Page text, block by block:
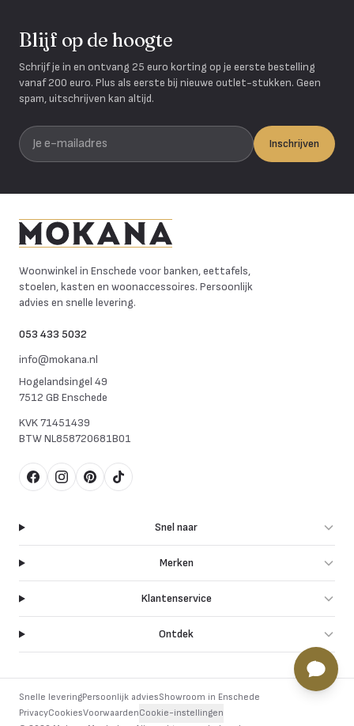
Blijf op de hoogte
Schrijf je in en ontvang 25 euro korting op je eerste bestelling
vanaf 200 euro. Plus als eerste bij nieuwe outlet-stukken. Geen
spam, uitschrijven kan altijd.
Je e-mailadres
Inschrijven
Woonwinkel in Enschede voor banken, eettafels,
stoelen, kasten en woonaccessoires. Persoonlijk
advies en snelle levering.
053 433 5032
info@mokana.nl
Hogelandsingel 49
7512 GB Enschede
KVK71451439
BTWNL858720681B01
FacebookInstagram
Pinterest
TikTok
Snel naar
Merken
Klantenservice
Ontdek
Snelle leveringPersoonlijk adviesShowroom in Enschede
PrivacyCookiesVoorwaardenCookie-instellingen